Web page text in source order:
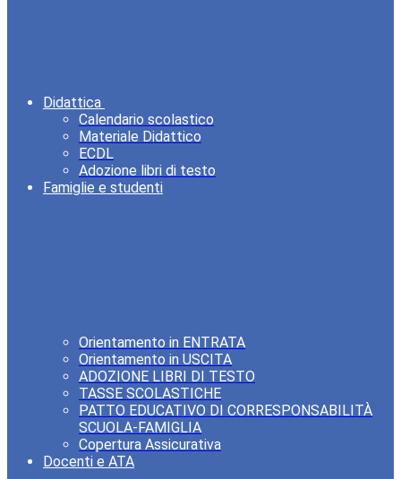
Didattica
Calendario scolastico
Materiale Didattico
ECDL
Adozione libri di testo
Famiglie e studenti
Orientamento in ENTRATA
Orientamento in USCITA
ADOZIONE LIBRI DI TESTO
TASSE SCOLASTICHE
PATTO EDUCATIVO DI CORRESPONSABILITÀ
SCUOLA-FAMIGLIA
Copertura Assicurativa
Docenti e ATA